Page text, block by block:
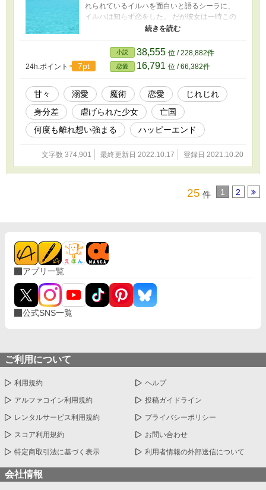
れられているイルハを面白いと語るシーラに、
イルハは知らず恋をした。 だが彼女は一時この
国に立ち寄った旅人で、また海へと返ってい
ルハだったが──。 長く会えない時を挟み、念願
の再会を果たしたイルハは、今度こそシーラを
篭絡しようと動き出す。 ※R15は保険です。 ※
一話が短いです。完結しますが先も長い。
※「カクヨム」にも掲載中です。 ※『海の神々
へ捧ぐ音』の「小説家になろう」版とは内容が
異なります。 ※2022.4.28プロローグ追加しまし
た。読まなくても支障はありませんが良かった
らどうぞ。 ※2022.4.29～最終章開始しました。
ようやく終わりが……まだ先は長いですけれど
も。 ※2022.7.1改題しました。旧題『国を奪わ
れた少女は、遠い海の向こうでエリート役人に
捕まって溺愛される』→『海が魅入られたお姫
さまに恋をしたら』→2022.8.6元に戻してみま
24h.ポイント 7pt
小説 38,555 位 / 228,882件
恋愛 16,791 位 / 66,382件
甘々 溺愛 魔術 恋愛
じれじれ
身分差
虐げられた少女
亡国
何度も離れ想い強まる
ハッピーエンド
文字数 374,901 最終更新日 2022.10.17 登録日 2021.10.20
25 件 1 2
アプリ一覧
公式SNS一覧
ご利用について
利用規約 ヘルプ
アルファコイン利用規約 投稿ガイドライン
レンタルサービス利用規約 プライバシーポリシー
スコア利用規約 お問い合わせ
特定商取引法に基づく表示 利用者情報の外部送信について
会社情報